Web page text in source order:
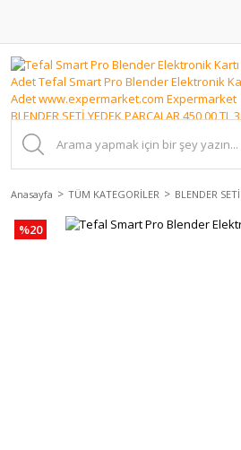
Anasayfa TÜM KATEGORİLER BLENDER
%20